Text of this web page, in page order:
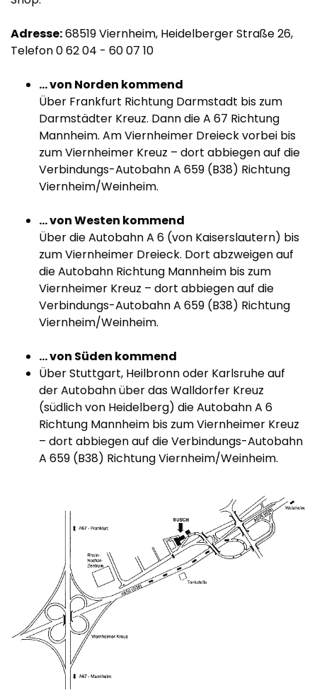
Adresse:68519 Viernheim, Heidelberger Straße 26,
Telefon 0 62 04 - 60 07 10
... von Norden kommend
Über Frankfurt Richtung Darmstadt bis zum
Darmstädter Kreuz. Dann die A 67 Richtung
Mannheim. Am Viernheimer Dreieck vorbei bis
zum Viernheimer Kreuz – dort abbiegen auf die
Verbindungs-Autobahn A 659 (B38) Richtung
Viernheim/Weinheim.
... von Westen kommend
Über die Autobahn A 6 (von Kaiserslautern) bis
zum Viernheimer Dreieck. Dort abzweigen auf
die Autobahn Richtung Mannheim bis zum
Viernheimer Kreuz – dort abbiegen auf die
Verbindungs-Autobahn A 659 (B38) Richtung
Viernheim/Weinheim.
... von Süden kommend
Über Stuttgart, Heilbronn oder Karlsruhe auf
der Autobahn über das Walldorfer Kreuz
(südlich von Heidelberg) die Autobahn A 6
Richtung Mannheim bis zum Viernheimer Kreuz
– dort abbiegen auf die Verbindungs-Autobahn
A 659 (B38) Richtung Viernheim/Weinheim.